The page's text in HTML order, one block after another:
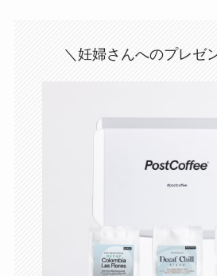
＼妊婦さんへのプレゼ